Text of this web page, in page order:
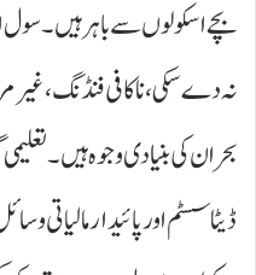
بچے اسکولوں سے باہر ہیں۔ سول
نہ دے سکی، ناکافی فنڈنگ، غیر
بحران کی بنیادی وجوہ ہیں۔
ڈیٹا سسٹم اور پائیدار